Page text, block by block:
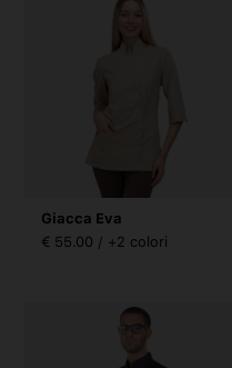
Giacca Eva
€ 55.00 / +2 colori